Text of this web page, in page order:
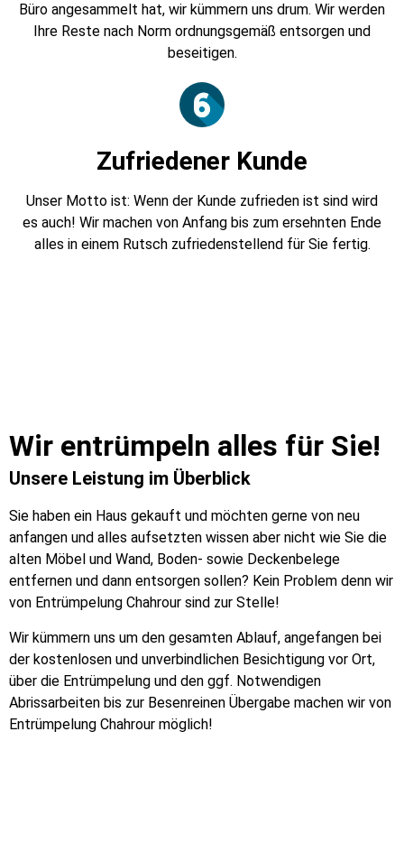
Büro angesammelt hat, wir kümmern uns drum. Wir werden
Ihre Reste nach Norm ordnungsgemäß entsorgen und
beseitigen.
Zufriedener Kunde
Unser Motto ist: Wenn der Kunde zufrieden ist sind wird
es auch! Wir machen von Anfang bis zum ersehnten Ende
alles in einem Rutsch zufriedenstellend für Sie fertig.
Wir entrümpeln alles für Sie!
Unsere Leistung im Überblick
Sie haben ein Haus gekauft und möchten gerne von neu
anfangen und alles aufsetzten wissen aber nicht wie Sie die
alten Möbel und Wand, Boden- sowie Deckenbelege
entfernen und dann entsorgen sollen? Kein Problem denn wir
von Entrümpelung Chahrour sind zur Stelle!
Wir kümmern uns um den gesamten Ablauf, angefangen bei
der kostenlosen und unverbindlichen Besichtigung vor Ort,
über die Entrümpelung und den ggf. Notwendigen
Abrissarbeiten bis zur Besenreinen Übergabe machen wir von
Entrümpelung Chahrour möglich!